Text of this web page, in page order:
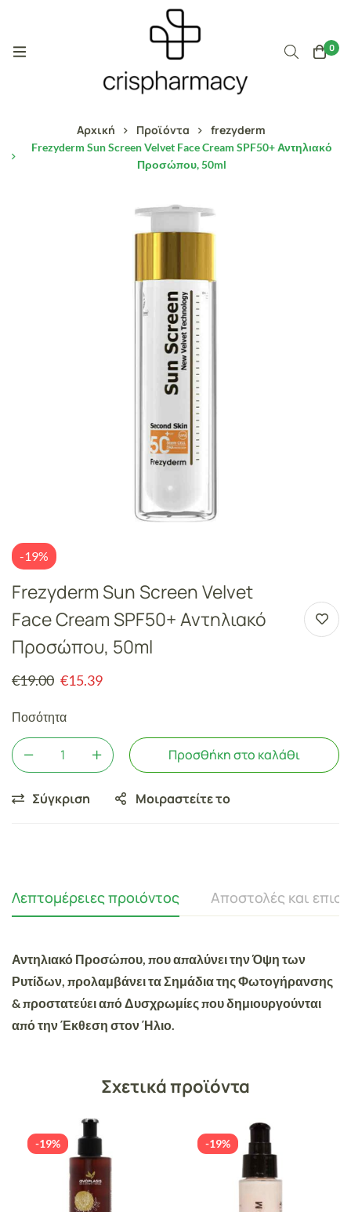
0
Αρχική Προϊόντα frezyderm
Frezyderm Sun Screen Velvet Face Cream SPF50+ Αντηλιακό
Προσώπου, 50ml
-19%
Frezyderm Sun Screen Velvet
Face Cream SPF50+ Αντηλιακό
Προσώπου, 50ml
€19.00 €15.39
Ποσότητα
Προσθήκη στο καλάθι
Σύγκριση Μοιραστείτε το
Λεπτομέρειες προιόντος Αποστολές και
Αντηλιακό Προσώπου, που απαλύνει την Όψη των
Ρυτίδων, προλαμβάνει τα Σημάδια της Φωτογήρανσης
& προστατεύει από Δυσχρωμίες που δημιουργούνται
από την Έκθεση στον Ήλιο.
Σχετικά προϊόντα
-19% -19%